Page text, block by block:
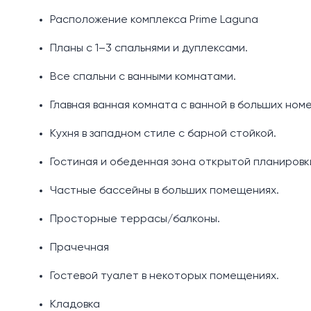
Расположение комплекса Prime Laguna
Планы с 1–3 спальнями и дуплексами.
Все спальни с ванными комнатами.
Главная ванная комната с ванной в больших
Кухня в западном стиле с барной стойкой.
Гостиная и обеденная зона открытой
Частные бассейны в больших помещениях.
Просторные террасы/балконы.
Прачечная
Гостевой туалет в некоторых помещениях.
Кладовка